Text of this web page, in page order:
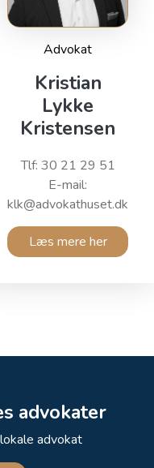
Advokat
Kristian
Lykke
Kristensen
Tlf: 30 21 29 51
E-mail:
klk@advokathuset.dk
Læs mere her
advokater
advokat